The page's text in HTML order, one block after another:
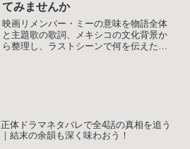
てみませんか
映画リメンバー・ミーの意味を物語全体
と主題歌の歌詞、メキシコの文化背景か
ら整理し、ラストシーンで何を伝えたか
正体ドラマネタバレで全4話の真相を追う
｜結末の余韻も深く味わおう！